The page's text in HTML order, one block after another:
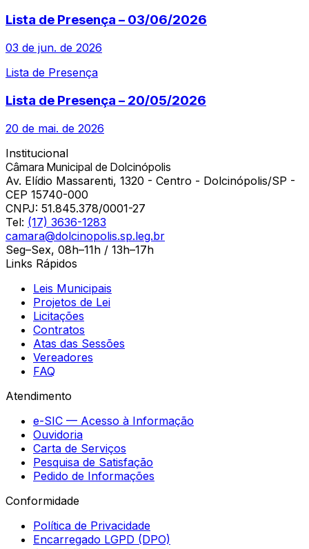
Lista de Presença – 03/06/2026
03 de jun. de 2026
Lista de Presença
Lista de Presença – 20/05/2026
20 de mai. de 2026
Institucional
Câmara Municipal de Dolcinópolis
Av. Elídio Massarenti, 1320 - Centro - Dolcinópolis/SP -
CEP 15740-000
CNPJ: 51.845.378/0001-27
Tel: (17) 3636-1283
camara@dolcinopolis.sp.leg.br
Seg–Sex, 08h–11h / 13h–17h
Links Rápidos
Leis Municipais
Projetos de Lei
Licitações
Contratos
Atas das Sessões
Vereadores
FAQ
Atendimento
e-SIC — Acesso à Informação
Ouvidoria
Carta de Serviços
Pesquisa de Satisfação
Pedido de Informações
Conformidade
Política de Privacidade
Encarregado LGPD (DPO)